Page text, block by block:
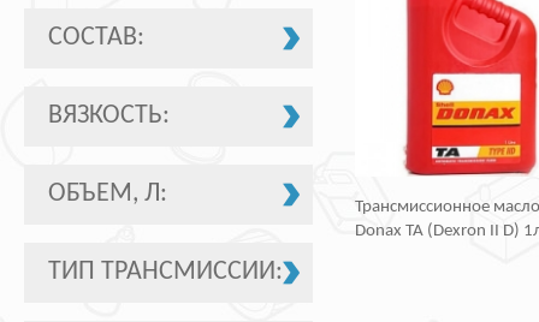
СОСТАВ:
ВЯЗКОСТЬ:
ОБЪЕМ, Л:
ТИП ТРАНСМИССИИ:
Трансмиссионное
Donax TA (Dexron II D)